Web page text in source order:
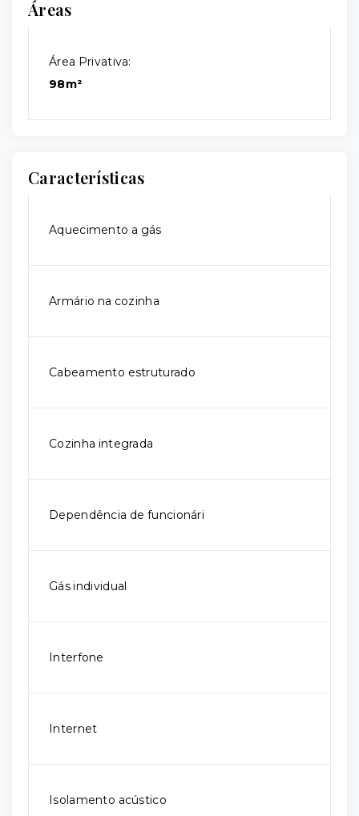
Áreas
Área Privativa:
98m²
Características
Aquecimento a gás
Armário na cozinha
Cabeamento estruturado
Cozinha integrada
Dependência de funcionári
Gás individual
Interfone
Internet
Isolamento acústico